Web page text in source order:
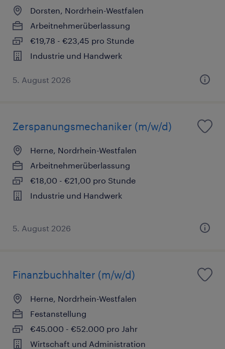
Dorsten, Nordrhein-Westfalen
Arbeitnehmerüberlassung
€19,78 - €23,45 pro Stunde
Industrie und Handwerk
5. August 2026
Zerspanungsmechaniker (m/w/d)
Herne, Nordrhein-Westfalen
Arbeitnehmerüberlassung
€18,00 - €21,00 pro Stunde
Industrie und Handwerk
5. August 2026
Finanzbuchhalter (m/w/d)
Herne, Nordrhein-Westfalen
Festanstellung
€45.000 - €52.000 pro Jahr
Wirtschaft und Administration